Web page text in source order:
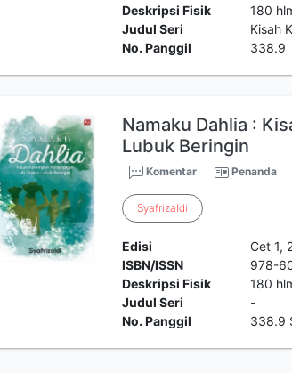
Deskripsi Fisik
180
Judul Seri
Kisah
No. Panggil
338.9
Namaku Dahlia :
Lubuk Beringin
Komentar Penanda
Syafrizaldi
Edisi
Cet 1,
ISBN/ISSN
978-
Deskripsi Fisik
180
Judul Seri
-
No. Panggil
338.9